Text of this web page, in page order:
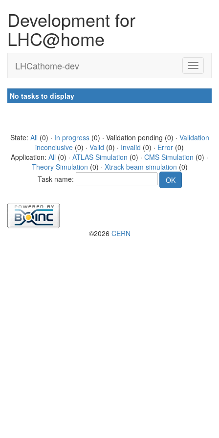
Development for
LHC@home
LHCathome-dev
No tasks to display
State: All (0) · In progress(0) · Validation pending (0) · Validation
inconclusive (0) · Valid (0) · Invalid (0) · Error (0)
Application: All (0) · ATLAS Simulation (0) · CMS Simulation (0) ·
Theory Simulation (0) · Xtrack beam simulation (0)
Task name:
©2026 CERN